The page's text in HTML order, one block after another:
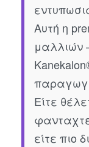
Αυτή η
μαλλιών
Είτε
είτε πιο